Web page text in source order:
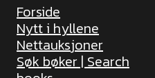
Forside
Nytt i hyllene
Nettauksjoner
Søk bøker | Search